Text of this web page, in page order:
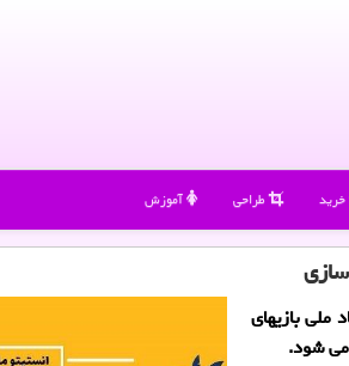
خرید طراحی آموزش
ملی بازیهای
می شود.